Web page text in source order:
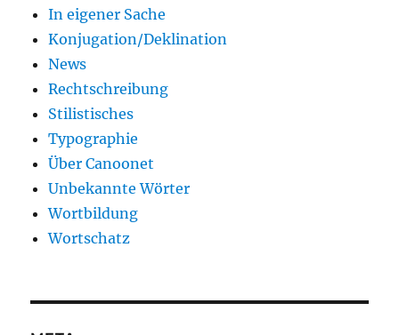
In eigener Sache
Konjugation/Deklination
News
Rechtschreibung
Stilistisches
Typographie
Über Canoonet
Unbekannte Wörter
Wortbildung
Wortschatz